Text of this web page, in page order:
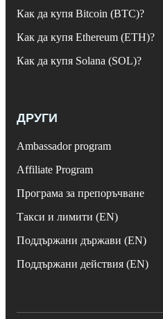
Как да купя Bitcoin (BTC)?
Как да купя Ethereum (ETH)?
Как да купя Solana (SOL)?
ДРУГИ
Ambassador program
Affiliate Program
Програма за препоръчване
Такси и лимити (EN)
Поддържани държави (EN)
Поддържани действия (EN)